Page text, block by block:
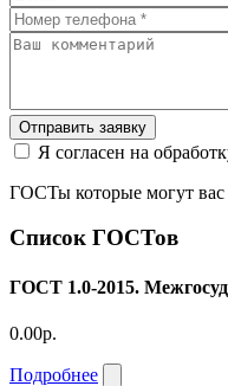
Отправить заявку
Я согласен на
ГОСТы которые могут вас
Список ГОСТов
ГОСТ 1.0-2015.
0.00р.
Подробнее